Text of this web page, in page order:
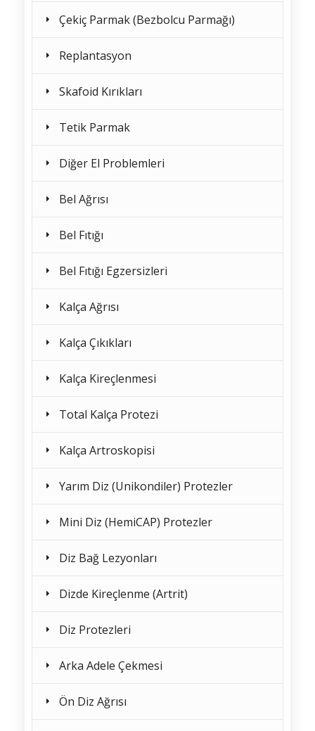
Çekiç Parmak (Bezbolcu Parmağı)
Replantasyon
Skafoid Kırıkları
Tetik Parmak
Diğer El Problemleri
Bel Ağrısı
Bel Fıtığı
Bel Fıtığı Egzersizleri
Kalça Ağrısı
Kalça Çıkıkları
Kalça Kireçlenmesi
Total Kalça Protezi
Kalça Artroskopisi
Yarım Diz (Unikondiler) Protezler
Mini Diz (HemiCAP) Protezler
Diz Bağ Lezyonları
Dizde Kireçlenme (Artrit)
Diz Protezleri
Arka Adele Çekmesi
Ön Diz Ağrısı